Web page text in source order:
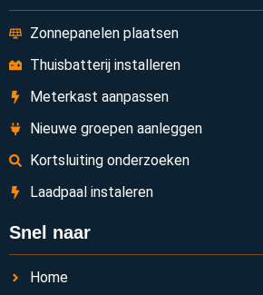
Zonnepanelen plaatsen
Thuisbatterij installeren
Meterkast aanpassen
Nieuwe groepen aanleggen
Kortsluiting onderzoeken
Laadpaal instaleren
Snel naar
Home